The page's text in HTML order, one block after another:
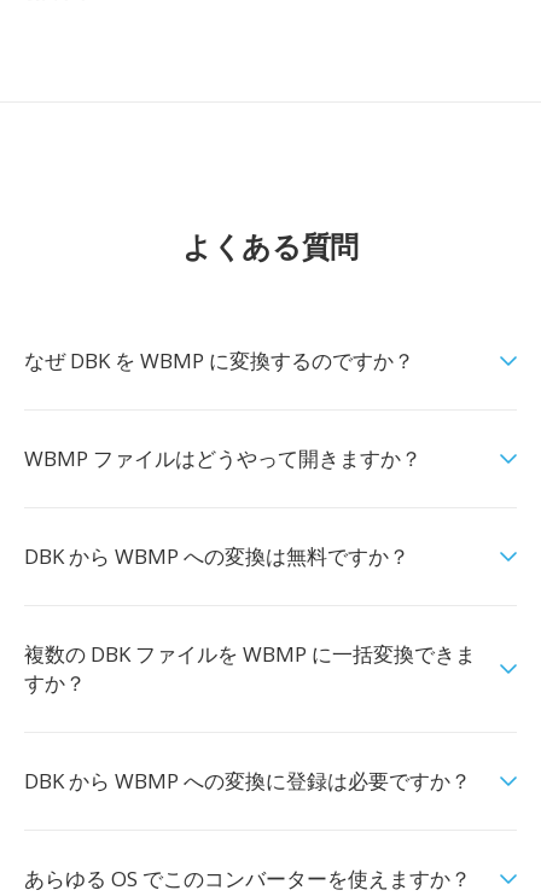
よくある質問
なぜ DBK を WBMP に変換するのですか？
WBMP ファイルはどうやって開きますか？
DBK から WBMP への変換は無料ですか？
複数の DBK ファイルを WBMP に一括変換できま
すか？
DBK から WBMP への変換に登録は必要ですか？
あらゆる OS でこのコンバーターを使えますか？